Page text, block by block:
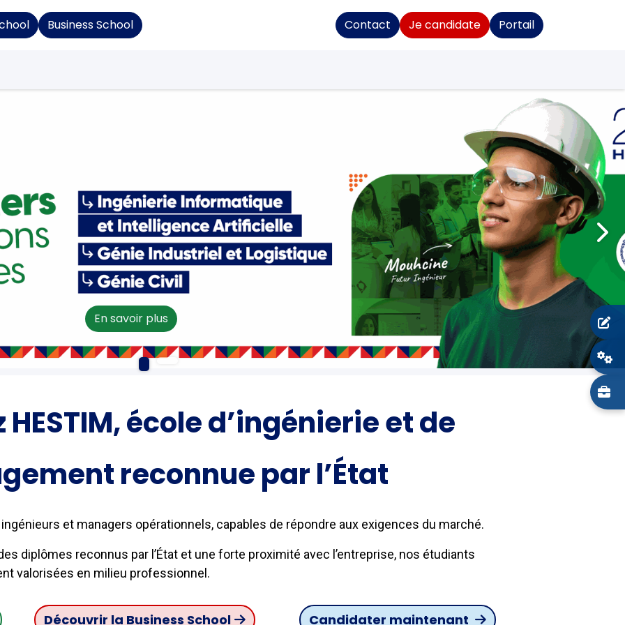
Business School Contact Je candidate Portail
En savoir plus
Suivant
école d’ingénierie et de
reconnue par l’État
et managers opérationnels, capables de répondre aux exigences du marché.
diplômes reconnus par l’État et une forte proximité avec l’entreprise, nos étudiants
valorisées en milieu professionnel.
Découvrir la Busin​​​​e​​ss Sc​​​​​​hool Candidater mainten​​ant